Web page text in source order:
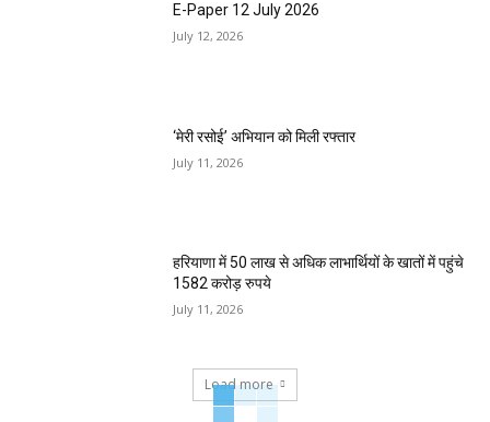
E-Paper 12 July 2026
July 12, 2026
‘मेरी रसोई’ अभियान को मिली रफ्तार
July 11, 2026
हरियाणा में 50 लाख से अधिक लाभार्थियों के खातों में पहुंचे
1582 करोड़ रुपये
July 11, 2026
Load more